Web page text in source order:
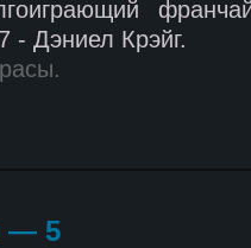
- Дэниел Крэйг.
— 5